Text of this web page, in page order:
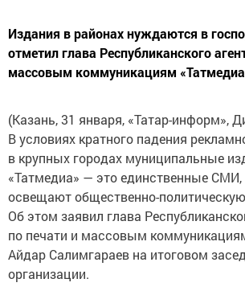
Издания в районах нуждаются в
отметил глава Республиканского
массовым коммуникациям
(Казань, 31 января, «Татар-информ»,
В условиях кратного падения
в крупных городах муниципальные
«Татмедиа» — это единственные
освещают общественно-политическую
Об этом заявил глава
по печати и массовым
Айдар Салимгараев на итоговом
организации.